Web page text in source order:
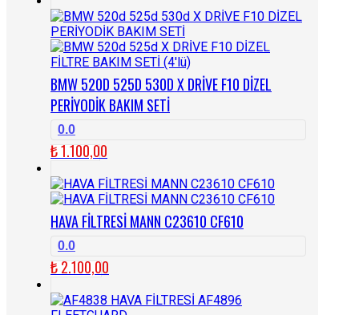
BMW 520D 525D 530D X DRİVE F10 DİZEL
PERİYODİK BAKIM SETİ
0.0
₺1.100,00
HAVA FİLTRESİ MANN C23610 CF610
0.0
₺2.100,00